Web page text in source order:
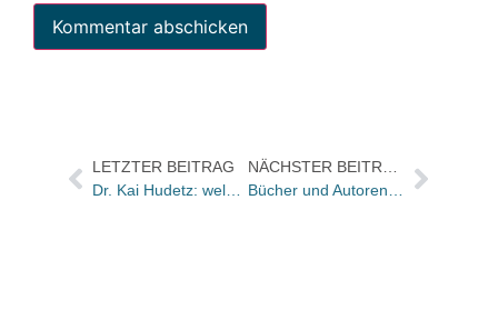
LETZTER BEITRAG
Dr. Kai Hudetz: welche Rezepte hat die Handelsforschung für eine sichere Zukunft des unabhängigen Buchhandels?